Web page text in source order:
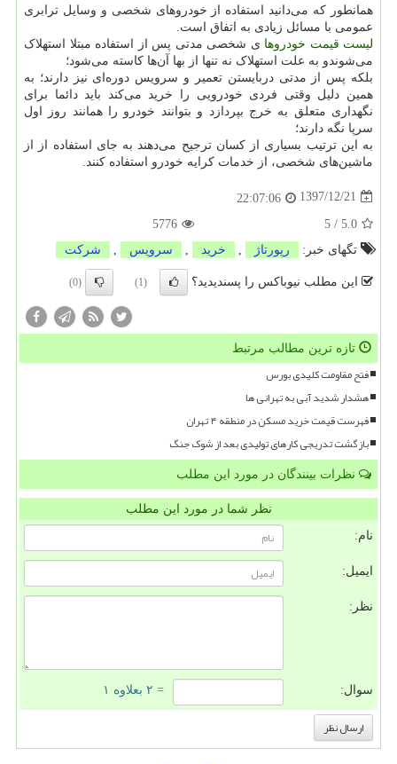
همانطور که می‌دانید استفاده از خودروهای شخصی و وسایل ترابری
عمومی با مسائل زیادی به اتفاق است.
لیست قیمت خودروها ی شخصی مدتی پس از استفاده مبتلا استهلاک
می‌شوندو به علت استهلاک نه تنها از بها آن‌ها کاسته می‌شود؛
بلکه پس از مدتی دربایستن تعمیر و سرویس دوره‌ای نیز دارند؛ به
همین دلیل وقتی فردی خودرویی را خرید می‌کند باید دائما برای
نگهداری متعلق به خرج بپردازد و بتوانند خودرو را همانند روز اول
سرپا نگه دارند؛
به این ترتیب بسیاری از کسان ترجیح می‌دهند به جای استفاده از از
ماشین‌های شخصی، از خدمات کرایه خودرو استفاده کنند.
1397/12/21
22:07:06
5.0
/
5
5776
تگهای خبر:
رپورتاژ خرید سرویس شركت
این مطلب نیوباکس را پسندیدید؟ (1)
(0)
تازه ترین مطالب مرتبط
فتح مقاومت کلیدی بورس
هشدار شدید آبی به تهرانی ها
فهرست قیمت خرید مسکن در منطقه ۴ تهران
بازگشت تدریجی کارهای تولیدی بعد از شوک جنگ
نظرات بینندگان در مورد این مطلب
نظر شما در مورد این مطلب
نام:
ایمیل:
نظر:
سوال: = ۲ بعلاوه ۱